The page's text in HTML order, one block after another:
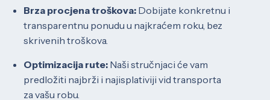
Brza procjena troškova: Dobijate konkretnu i
transparentnu ponudu u najkraćem roku, bez
skrivenih troškova.
Optimizacija rute: Naši stručnjaci će vam
predložiti najbrži i najisplativiji vid transporta
za vašu robu.